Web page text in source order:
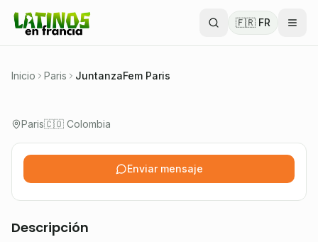
🇫🇷 FR
Inicio Paris JuntanzaFem Paris
latinoamericana en París: sororidad, justicia social
y acción colectiva.
🇨🇴 Colombia
Paris🇨🇴 Colombia
Enviar mensaje
Descripción